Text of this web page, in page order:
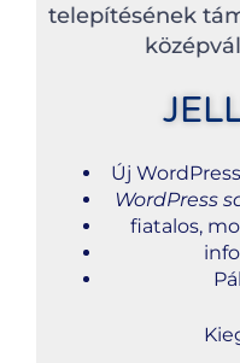
telepítésének
Új
WordPress
fiatalos,